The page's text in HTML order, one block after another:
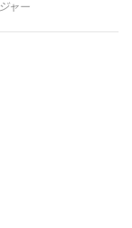
ャー